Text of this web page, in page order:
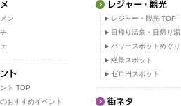
ン
ト TOP
おすすめイベント
レジャー・観光 TOP
日帰り温泉・日帰り湯
パワースポットめぐり
絶景スポット
ゼロ円スポット